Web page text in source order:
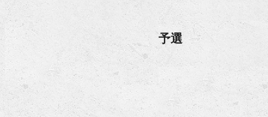
予選